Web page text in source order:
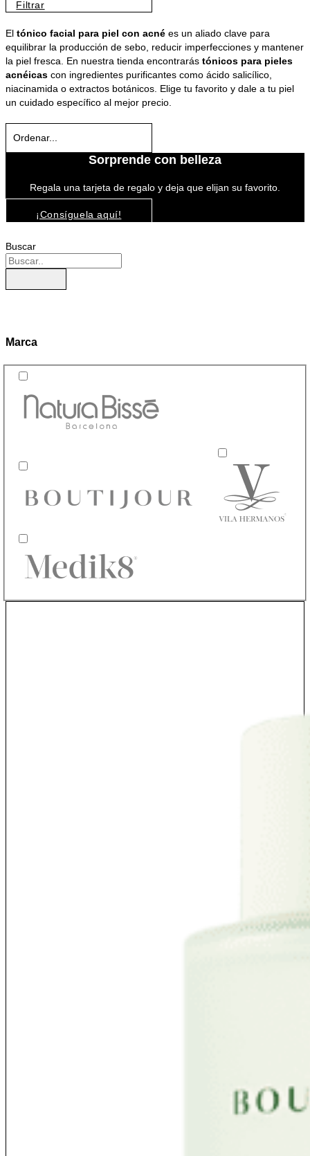
Filtrar
El tónico facial para piel con acné es un aliado clave para
equilibrar la producción de sebo, reducir imperfecciones y mantener
la piel fresca. En nuestra tienda encontrarás tónicos para pieles
acnéicas con ingredientes purificantes como ácido salicílico,
niacinamida o extractos botánicos. Elige tu favorito y dale a tu piel
un cuidado específico al mejor precio.
Sorprende con belleza
Regala una tarjeta de regalo y deja que elijan su favorito.
¡Consíguela aquí!
Buscar
Marca